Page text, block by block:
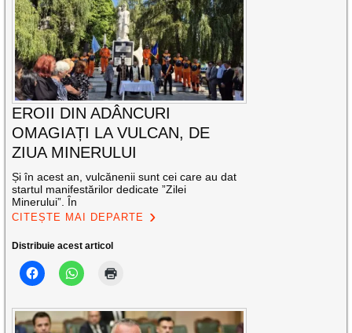
EROII DIN ADÂNCURI
OMAGIAȚI LA VULCAN, DE
ZIUA MINERULUI
Și în acest an, vulcănenii sunt cei care au dat
startul manifestărilor dedicate ”Zilei
Minerului”. În
CITEȘTE MAI DEPARTE
Distribuie acest articol